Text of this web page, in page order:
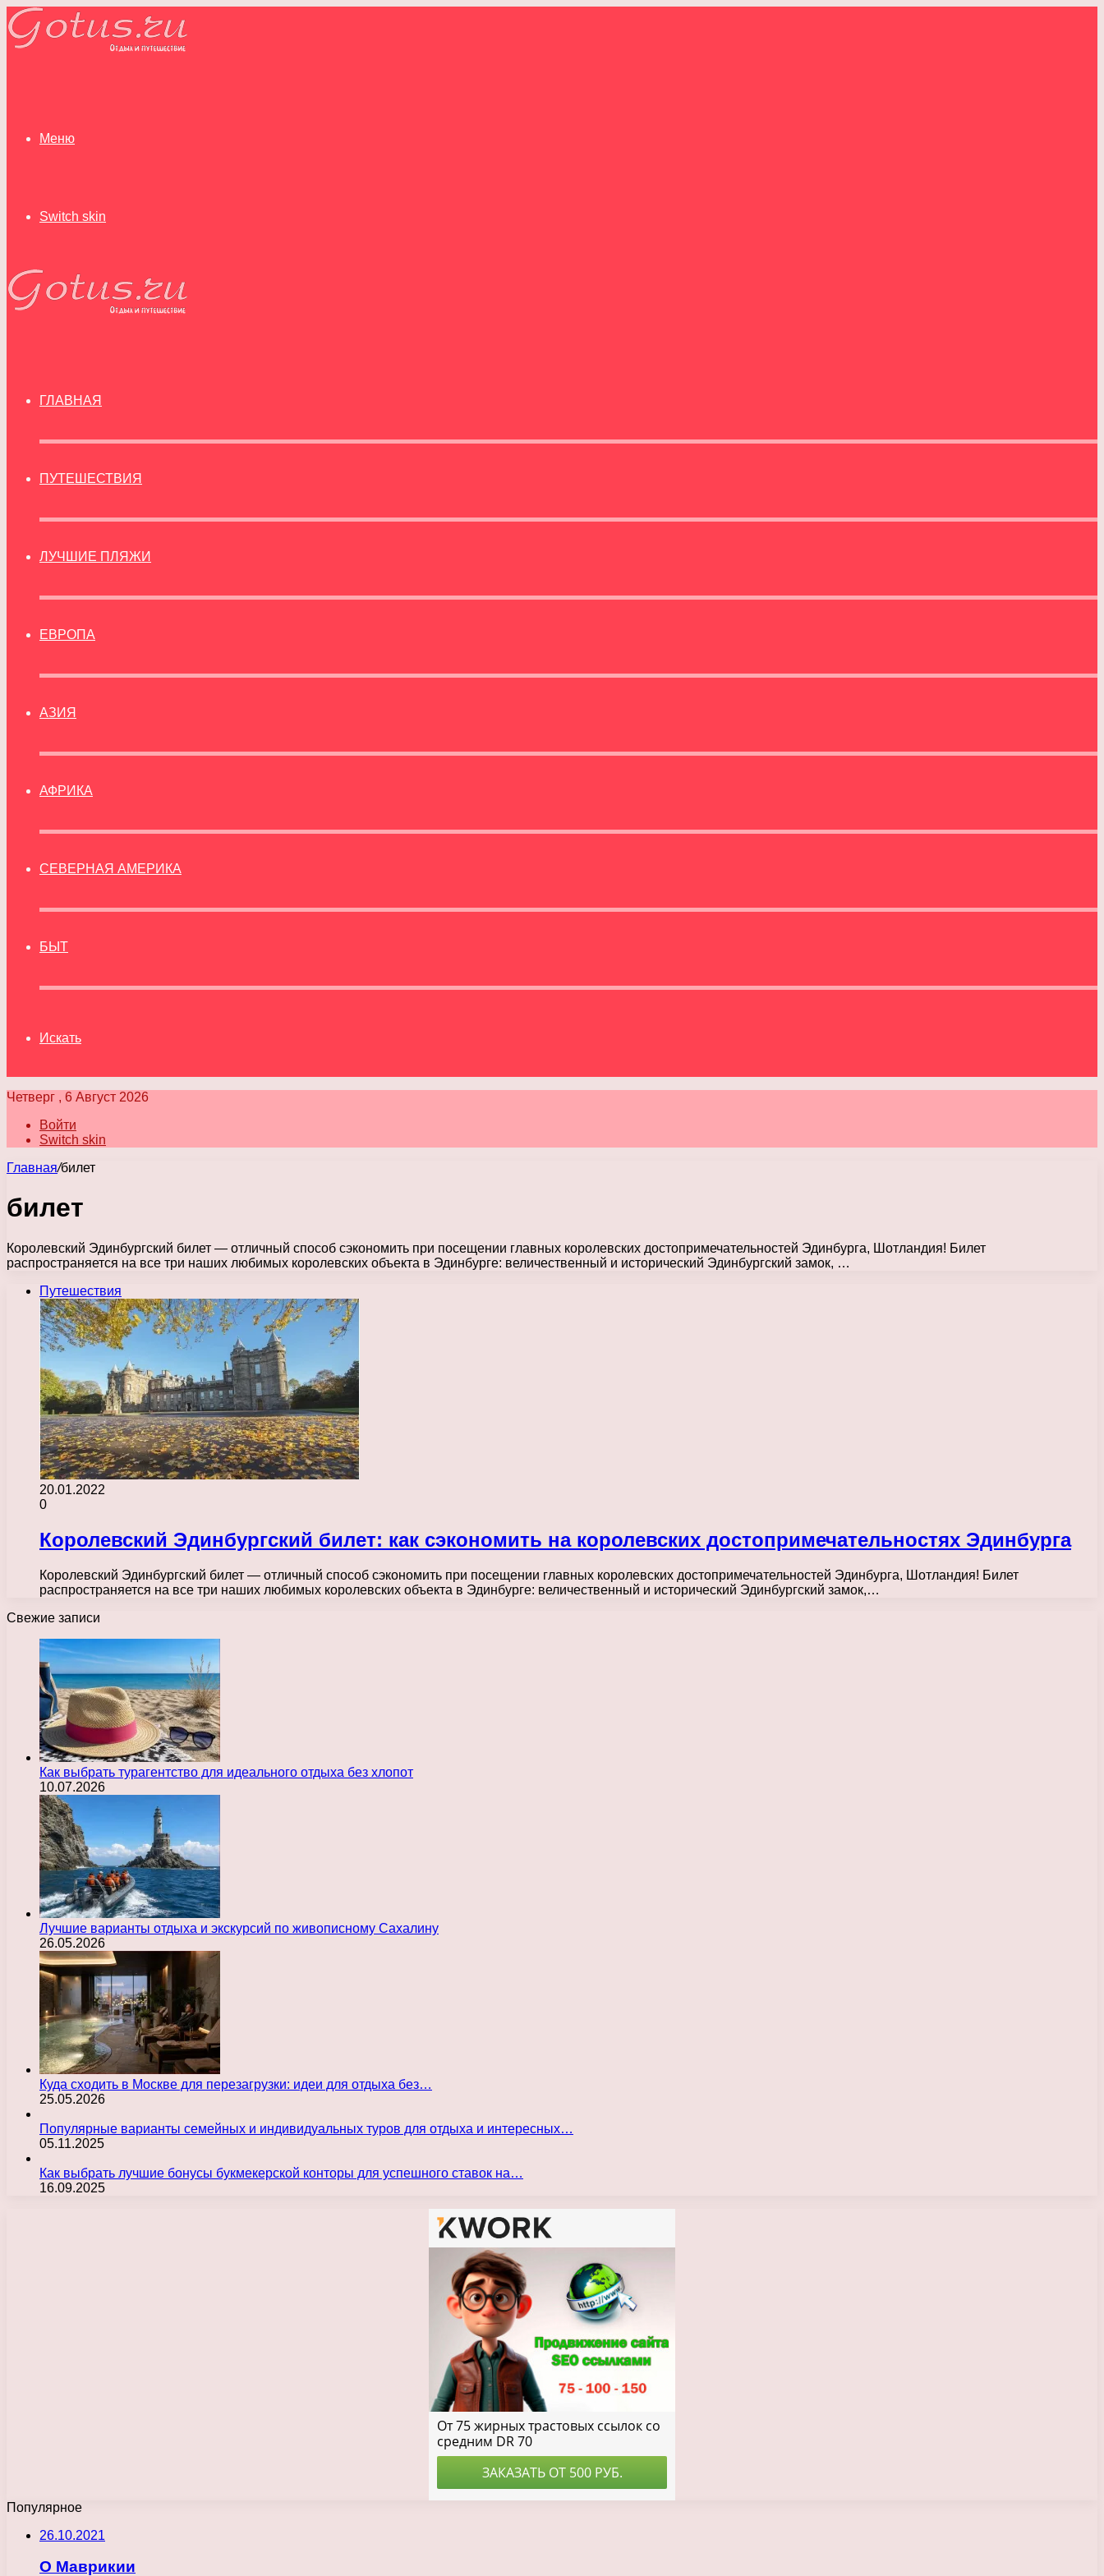
Меню
Switch skin
ГЛАВНАЯ
ПУТЕШЕСТВИЯ
ЛУЧШИЕ ПЛЯЖИ
ЕВРОПА
АЗИЯ
АФРИКА
СЕВЕРНАЯ АМЕРИКА
БЫТ
Искать
Четверг , 6 Август 2026
Войти
Switch skin
Главная/билет
билет
Королевский Эдинбургский билет — отличный способ сэкономить при посещении главных королевских достопримечательностей Эдинбурга, Шотландия! Билет
распространяется на все три наших любимых королевских объекта в Эдинбурге: величественный и исторический Эдинбургский замок, …
Путешествия
20.01.2022
0
Королевский Эдинбургский билет: как сэкономить на королевских достопримечательностях Эдинбурга
Королевский Эдинбургский билет — отличный способ сэкономить при посещении главных королевских достопримечательностей Эдинбурга, Шотландия! Билет
распространяется на все три наших любимых королевских объекта в Эдинбурге: величественный и исторический Эдинбургский замок,…
Свежие записи
Как выбрать турагентство для идеального отдыха без хлопот
10.07.2026
Лучшие варианты отдыха и экскурсий по живописному Сахалину
26.05.2026
Куда сходить в Москве для перезагрузки: идеи для отдыха без…
25.05.2026
Популярные варианты семейных и индивидуальных туров для отдыха и интересных…
05.11.2025
Как выбрать лучшие бонусы букмекерской конторы для успешного ставок на…
16.09.2025
Популярное
26.10.2021
О Маврикии